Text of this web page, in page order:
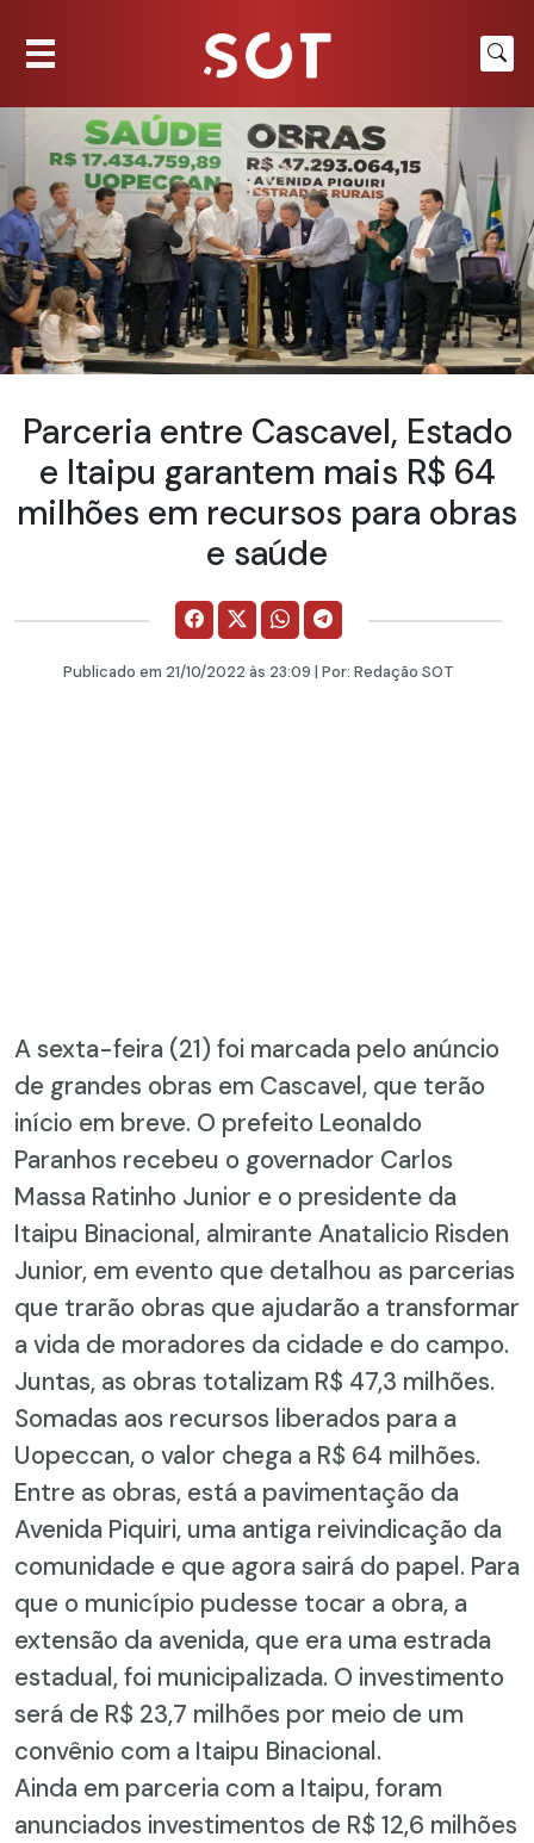
Parceria entre Cascavel, Estado
e Itaipu garantem mais R$ 64
milhões em recursos para obras
e saúde
Publicado em 21/10/2022 às 23:09 | Por: Redação SOT
A sexta-feira (21) foi marcada pelo anúncio
de grandes obras em Cascavel, que terão
início em breve. O prefeito Leonaldo
Paranhos recebeu o governador Carlos
Massa Ratinho Junior e o presidente da
Itaipu Binacional, almirante Anatalicio Risden
Junior, em evento que detalhou as parcerias
que trarão obras que ajudarão a transformar
a vida de moradores da cidade e do campo.
Juntas, as obras totalizam R$ 47,3 milhões.
Somadas aos recursos liberados para a
Uopeccan, o valor chega a R$ 64 milhões.
Entre as obras, está a pavimentação da
Avenida Piquiri, uma antiga reivindicação da
comunidade e que agora sairá do papel. Para
que o município pudesse tocar a obra, a
extensão da avenida, que era uma estrada
estadual, foi municipalizada. O investimento
será de R$ 23,7 milhões por meio de um
convênio com a Itaipu Binacional.
Ainda em parceria com a Itaipu, foram
anunciados investimentos de R$ 12,6 milhões